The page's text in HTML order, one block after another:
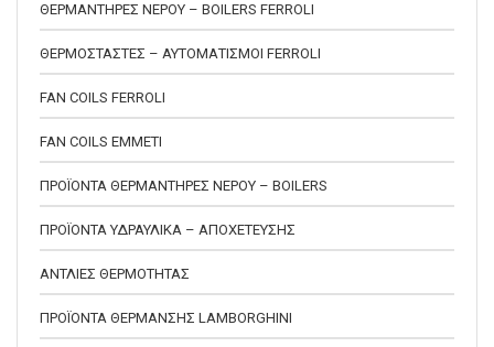
ΘΕΡΜΑΝΤΗΡΕΣ ΝΕΡΟΥ – BOILERS FERROLI
ΘΕΡΜΟΣΤΑΣΤΕΣ – ΑΥΤΟΜΑΤΙΣΜΟΙ FERROLI
FAN COILS FERROLI
FAN COILS EMMETI
ΠΡΟΪΟΝΤΑ ΘΕΡΜΑΝΤΗΡΕΣ ΝΕΡΟΥ – BOILERS
ΠΡΟΪΟΝΤΑ ΥΔΡΑΥΛΙΚΑ – ΑΠΟΧΕΤΕΥΣΗΣ
ΑΝΤΛΙΕΣ ΘΕΡΜΟΤΗΤΑΣ
ΠΡΟΪΟΝΤΑ ΘΕΡΜΑΝΣΗΣ LAMBORGHINI